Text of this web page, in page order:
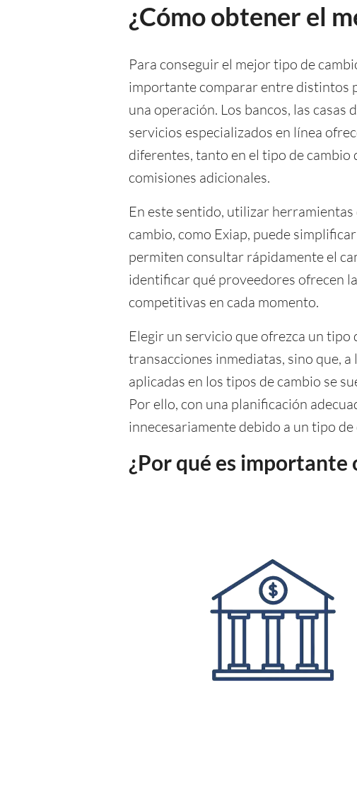
¿Cómo obtener el
Para conseguir el mejor tipo de
importante comparar entre distintos
una operación. Los bancos, las casas
servicios especializados en línea
diferentes, tanto en el tipo de cambio
comisiones adicionales.
En este sentido, utilizar
cambio, como Exiap, puede
permiten consultar rápidamente el
identificar qué proveedores ofrecen
competitivas en cada momento.
Elegir un servicio que ofrezca un
transacciones inmediatas, sino que,
aplicadas en los tipos de cambio se
Por ello, con una planificación
innecesariamente debido a un tipo
¿Por qué es importante